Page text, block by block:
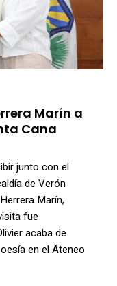
Marín a
Cana
junto con el
de Verón
Marín,
fue
acaba de
en el Ateneo